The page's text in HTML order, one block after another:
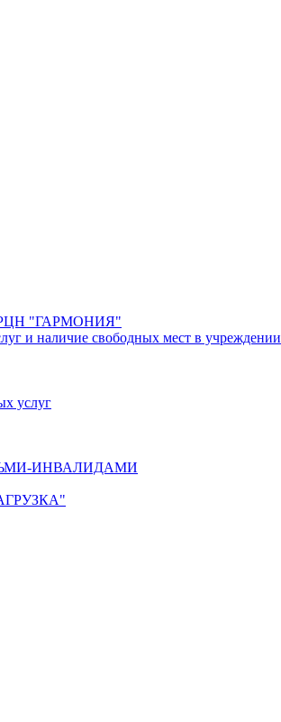
"ГАРМОНИЯ"
и наличие свободных мест в учреждении
услуг
ИНВАЛИДАМИ